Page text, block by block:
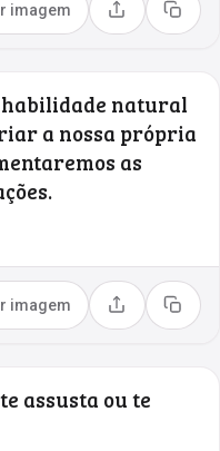
imagem Compartilhar
Copiar
habilidade natural
a nossa própria
as
imagem Compartilhar
Copiar
assusta ou te